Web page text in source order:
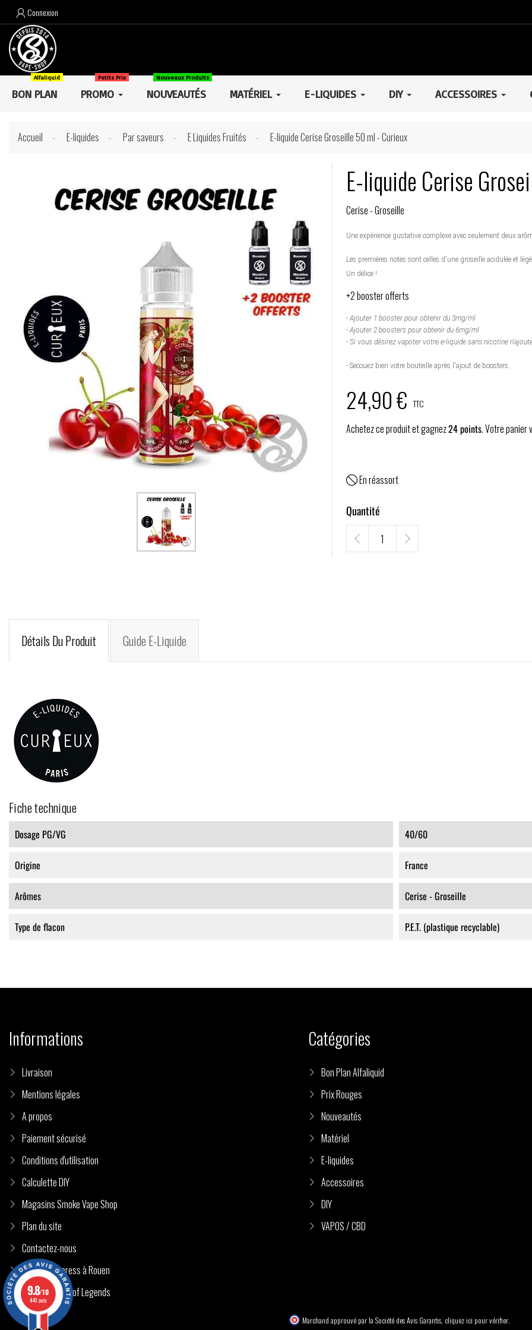
 Connexion
BON PLAN
Alfaliquid
PROMO
Petits Prix
NOUVEAUTÉS
Nouveaux Produits
MATÉRIEL E-LIQUIDES DIY ACCESSOIRES
Accueil E-liquides Par saveurs E Liquides Fruités E-liquide Cerise Groseille 50 ml - Curieux
E-liquide Cerise
Cerise - Groseille
Une expérience gustative complexe avec seulement deux
Les premières notes sont celles d'une groseille acidulée et
Un délice !
+2 booster offerts
- Ajouter 1 booster pour obtenir du 3mg/ml
- Ajouter 2 boosters pour obtenir du 6mg/ml
- Si vous désirez vapoter votre e-liquide sans nicotine
- Secouez bien votre bouteille après l'ajout de boosters.
24,90 € TTC
Achetez ce produit et gagnez24points. Votre panier
En réassort
Quantité
Détails Du Produit Guide E-Liquide
Fiche technique
Dosage PG/VG 40/60
Origine France
Arômes Cerise - Groseille
Type de flacon P.E.T. (plastique recyclable)
Informations
Livraison
Mentions légales
A propos
Paiement sécurisé
Conditions d'utilisation
Calculette DIY
Magasins Smoke Vape Shop
Plan du site
Contactez-nous
Livraison Express à Rouen
E-Liquide Vape of Legends
Catégories
Bon Plan Alfaliquid
Prix Rouges
Nouveautés
Matériel
E-liquides
Accessoires
DIY
VAPOS / CBD
Marchand approuvé par la Société des Avis Garantis, cliquez ici pour vérifier.
9.8/10
441 avis